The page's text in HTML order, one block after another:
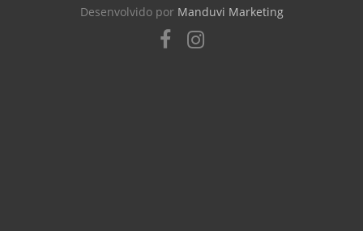
Desenvolvido por Manduvi Marketing